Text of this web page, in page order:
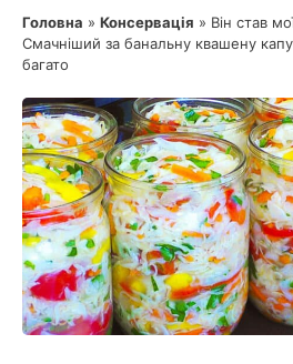
Головна » Консервація » Він став
Смачніший за банальну квашену
багато